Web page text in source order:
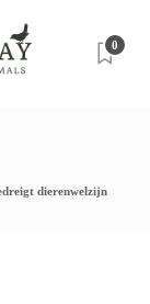
0
dierenwelzijn